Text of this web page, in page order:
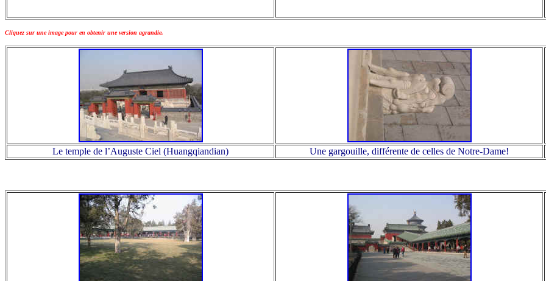
Cliquez sur une image pour en obtenir une version agrandie.
Le temple de l’Auguste Ciel (Huangqiandian) Une gargouille, différente de celles de Notre-Dame!